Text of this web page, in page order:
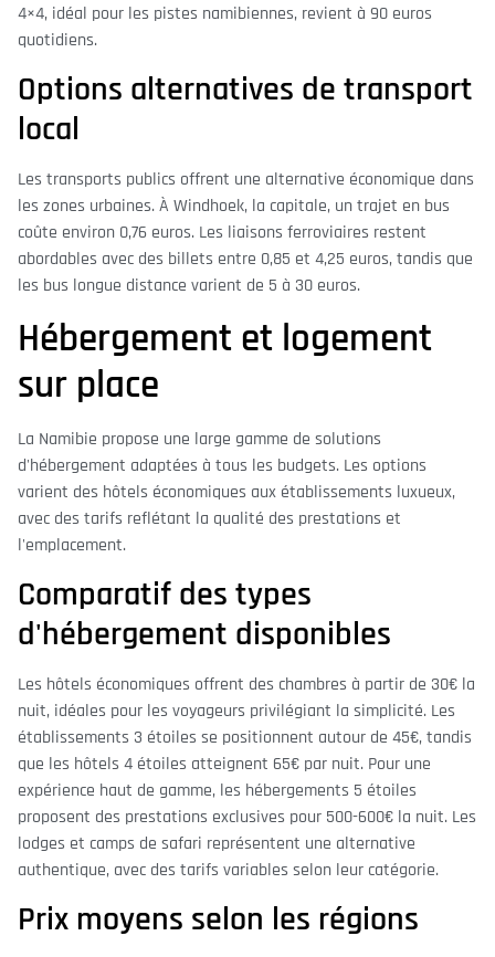
4×4, idéal pour les pistes namibiennes, revient à 90 euros
quotidiens.
Options alternatives de transport
local
Les transports publics offrent une alternative économique dans
les zones urbaines. À Windhoek, la capitale, un trajet en bus
coûte environ 0,76 euros. Les liaisons ferroviaires restent
abordables avec des billets entre 0,85 et 4,25 euros, tandis que
les bus longue distance varient de 5 à 30 euros.
Hébergement et logement
sur place
La Namibie propose une large gamme de solutions
d'hébergement adaptées à tous les budgets. Les options
varient des hôtels économiques aux établissements luxueux,
avec des tarifs reflétant la qualité des prestations et
l'emplacement.
Comparatif des types
d'hébergement disponibles
Les hôtels économiques offrent des chambres à partir de 30€ la
nuit, idéales pour les voyageurs privilégiant la simplicité. Les
établissements 3 étoiles se positionnent autour de 45€, tandis
que les hôtels 4 étoiles atteignent 65€ par nuit. Pour une
expérience haut de gamme, les hébergements 5 étoiles
proposent des prestations exclusives pour 500-600€ la nuit. Les
lodges et camps de safari représentent une alternative
authentique, avec des tarifs variables selon leur catégorie.
Prix moyens selon les régions